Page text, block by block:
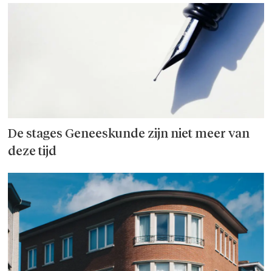
De stages Geneeskunde zijn niet meer van
deze tijd